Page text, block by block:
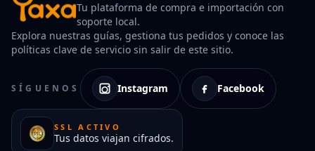
Tu plataforma de compra e importación con
soporte local.
Explora nuestras guías, gestiona tus pedidos y conoce las
políticas clave de servicio sin salir de este sitio.
SÍGUENOS Instagram Facebook
SSL ACTIVO
Tus datos viajan cifrados.